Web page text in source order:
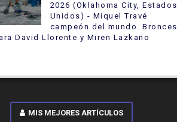
2026 (Oklahoma City, Estados
Unidos) - Miquel Travé
campeón del mundo. Bronces
David Llorente y Miren Lazkano
MIS MEJORES ARTÍCULOS